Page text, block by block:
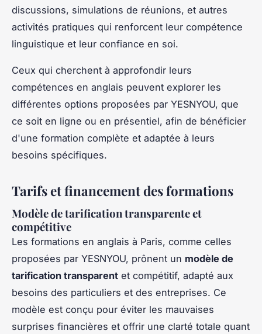
discussions, simulations de réunions, et autres
activités pratiques qui renforcent leur compétence
linguistique et leur confiance en soi.
Ceux qui cherchent à approfondir leurs
compétences en anglais peuvent explorer les
différentes options proposées par YESNYOU, que
ce soit en ligne ou en présentiel, afin de bénéficier
d'une formation complète et adaptée à leurs
besoins spécifiques.
Tarifs et financement des formations
Modèle de tarification transparente et
compétitive
Les formations en anglais à Paris, comme celles
proposées par YESNYOU, prônent un modèle de
tarification transparent et compétitif, adapté aux
besoins des particuliers et des entreprises. Ce
modèle est conçu pour éviter les mauvaises
surprises financières et offrir une clarté totale quant